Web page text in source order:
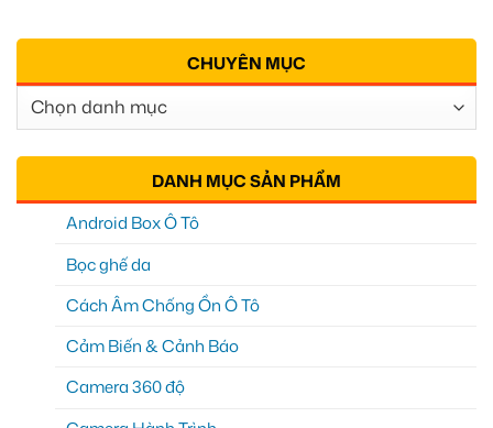
CHUYÊN MỤC
Chuyên
DANH MỤC SẢN PHẨM
Android Box Ô Tô
Bọc ghế da
Cách Âm Chống Ồn Ô Tô
Cảm Biến & Cảnh Báo
Camera 360 độ